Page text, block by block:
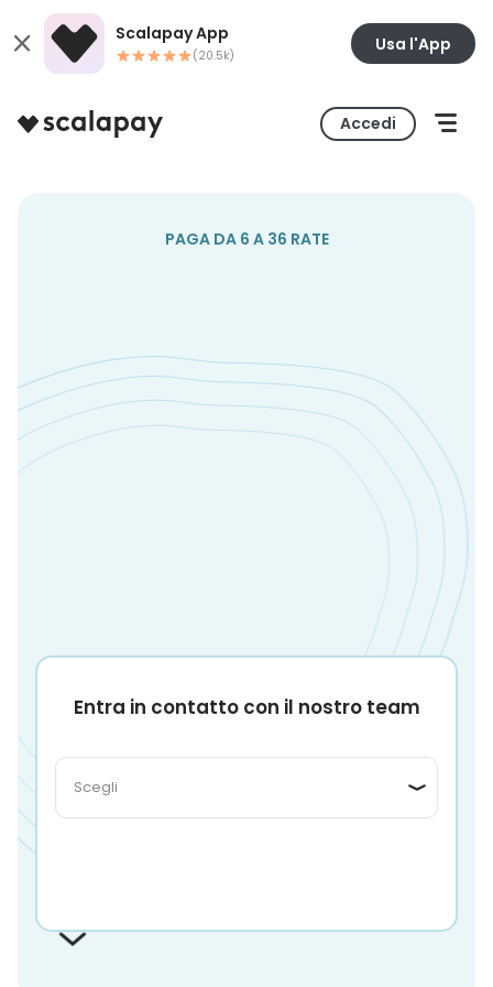
Scalapay App
(20.5k)
Usa l'App
Accedi
PAGA DA 6 A 36 RATE
Entra in contatto con il nostro team